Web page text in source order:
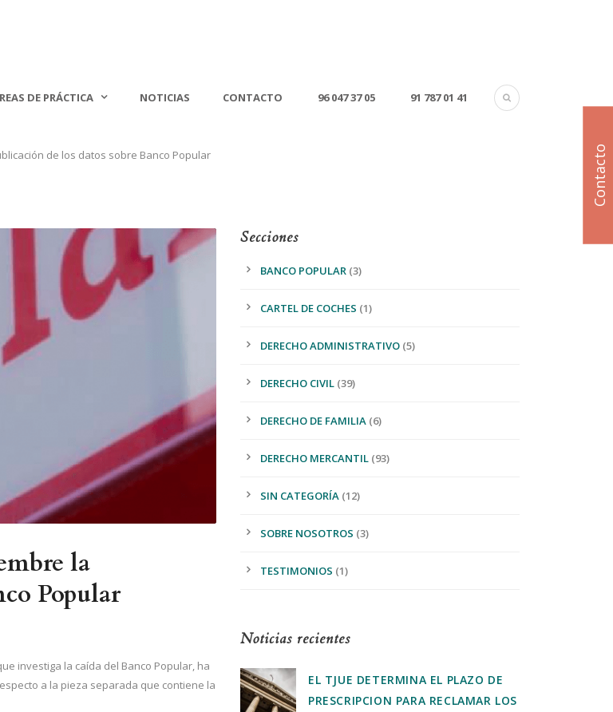
DE PRÁCTICA NOTICIAS CONTACTO 96 047 37 05 91 787 01 41
de los datos sobre Banco Popular
la
Popular
investiga la caída del Banco Popular, ha
a la pieza separada que contiene la
Secciones
BANCO POPULAR (3)
CARTEL DE COCHES (1)
DERECHO ADMINISTRATIVO (5)
DERECHO CIVIL (39)
DERECHO DE FAMILIA (6)
DERECHO MERCANTIL (93)
SIN CATEGORÍA (12)
SOBRE NOSOTROS (3)
TESTIMONIOS (1)
Noticias recientes
EL TJUE DETERMINA EL PLAZO DE
PRESCRIPCION PARA RECLAMAR LOS
Contacto